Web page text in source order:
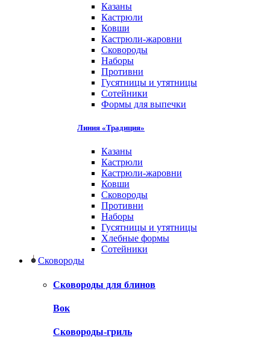
Казаны
Кастрюли
Ковши
Кастрюли-жаровни
Сковороды
Наборы
Противни
Гусятницы и утятницы
Сотейники
Формы для выпечки
Линия «Традиция»
Казаны
Кастрюли
Кастрюли-жаровни
Ковши
Сковороды
Противни
Наборы
Гусятницы и утятницы
Хлебные формы
Сотейники
Сковороды
Сковороды для блинов
Вок
Сковороды-гриль